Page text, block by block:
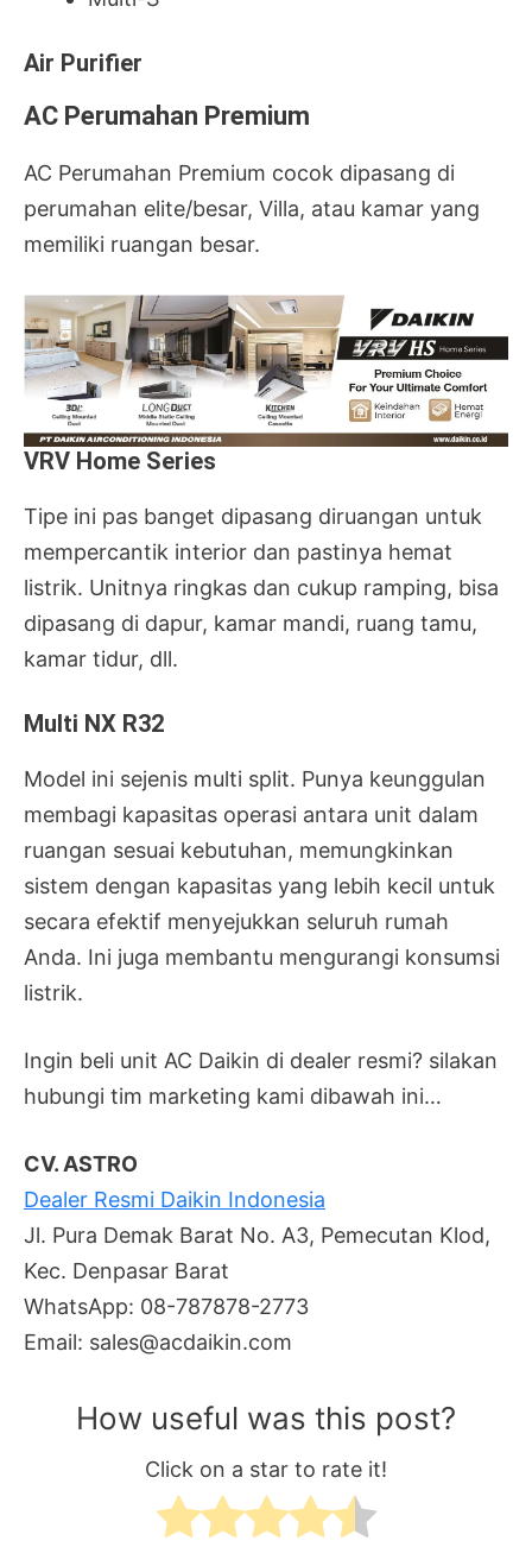
Air Purifier
AC Perumahan Premium
AC Perumahan Premium cocok dipasang di
perumahan elite/besar, Villa, atau kamar yang
memiliki ruangan besar.
VRV Home Series
Tipe ini pas banget dipasang diruangan untuk
mempercantik interior dan pastinya hemat
listrik. Unitnya ringkas dan cukup ramping, bisa
dipasang di dapur, kamar mandi, ruang tamu,
kamar tidur, dll.
Multi NX R32
Model ini sejenis multi split. Punya keunggulan
membagi kapasitas operasi antara unit dalam
ruangan sesuai kebutuhan, memungkinkan
sistem dengan kapasitas yang lebih kecil untuk
secara efektif menyejukkan seluruh rumah
Anda. Ini juga membantu mengurangi konsumsi
listrik.
Ingin beli unit AC Daikin di dealer resmi? silakan
hubungi tim marketing kami dibawah ini…
CV. ASTRO
Dealer Resmi Daikin Indonesia
Jl. Pura Demak Barat No. A3, Pemecutan Klod,
Kec. Denpasar Barat
WhatsApp: 08-787878-2773
Email: sales@acdaikin.com
How useful was this post?
Click on a star to rate it!